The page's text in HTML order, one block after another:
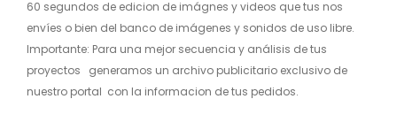
60 segundos de edicion de imágnes y videos que tus nos
envíes o bien del banco de imágenes y sonidos de uso libre.
Importante: Para una mejor secuencia y análisis de tus
proyectos generamos un archivo publicitario exclusivo de
nuestro portal con la informacion de tus pedidos.